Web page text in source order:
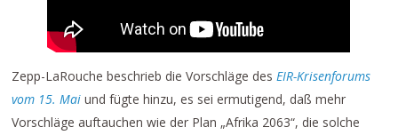
Zepp-LaRouche beschrieb die Vorschläge des EIR-Krisenforums
vom 15. Mai und fügte hinzu, es sei ermutigend, daß mehr
Vorschläge auftauchen wie der Plan „Afrika 2063“, die solche